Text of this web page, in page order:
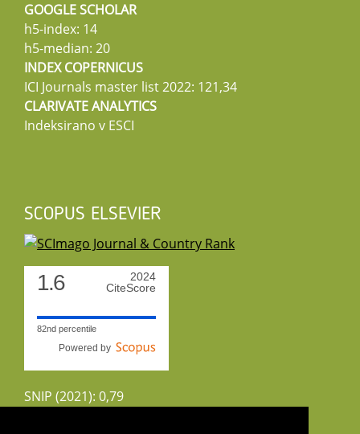
GOOGLE SCHOLAR
h5-index: 14
h5-median: 20
INDEX COPERNICUS
ICI Journals master list 2022: 121,34
CLARIVATE ANALYTICS
Indeksirano v ESCI
SCOPUS ELSEVIER
1.6
2024
CiteScore
82nd percentile
Powered by
SNIP (2021): 0,79